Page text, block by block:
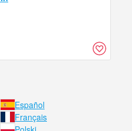
Español
Français